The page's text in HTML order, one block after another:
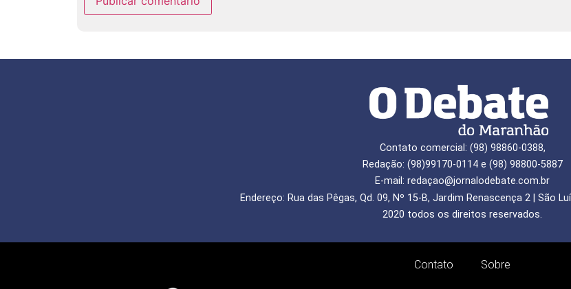
Contato comercial: (98) 98860-0388,
Redação: (98)99170-0114 e (98) 98800-5887
E-mail: redaçao@jornalodebate.com.br
Endereço: Rua das Pêgas, Qd. 09, Nº 15-B, Jardim Renascença 2 | São
2020 todos os direitos reservados.
Contato Sobre